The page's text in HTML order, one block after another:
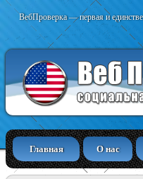
ВебПроверка — первая и
Главная О нас